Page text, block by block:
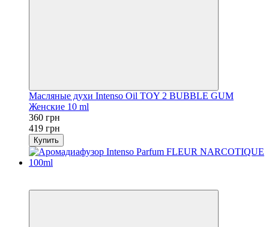
Масляные духи Intenso Oil TOY 2 BUBBLE GUM
Женские 10 ml
360 грн
419 грн
Купить